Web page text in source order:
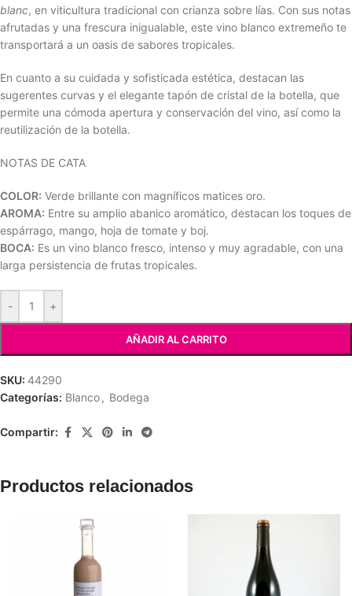
blanc, en viticultura tradicional con crianza sobre lías. Con sus notas
afrutadas y una frescura inigualable, este vino blanco extremeño te
transportará a un oasis de sabores tropicales.
En cuanto a su cuidada y sofisticada estética, destacan las
sugerentes curvas y el elegante tapón de cristal de la botella, que
permite una cómoda apertura y conservación del vino, así como la
reutilización de la botella.
NOTAS DE CATA
COLOR: Verde brillante con magníficos matices oro.
AROMA: Entre su amplio abanico aromático, destacan los toques de
espárrago, mango, hoja de tomate y boj.
BOCA: Es un vino blanco fresco, intenso y muy agradable, con una
larga persistencia de frutas tropicales.
- +
AÑADIR AL CARRITO
SKU: 44290
Categorías: Blanco, Bodega
Compartir:
Productos relacionados